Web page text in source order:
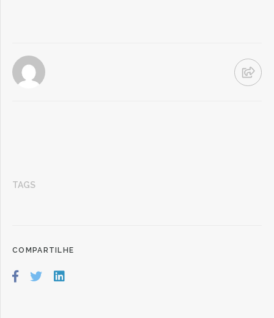
TAGS
COMPARTILHE